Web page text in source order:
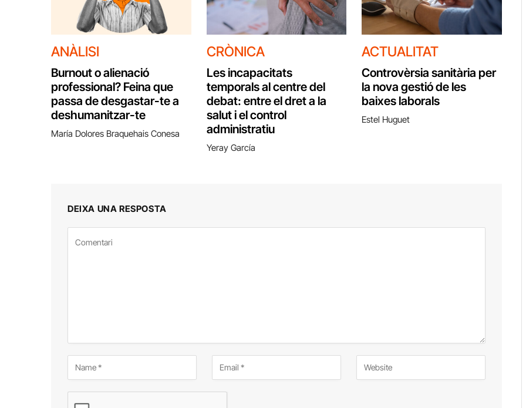
ANÀLISI
Burnout o alienació
professional? Feina que
passa de desgastar-te a
deshumanitzar-te
María Dolores Braquehais Conesa
CRÒNICA
Les incapacitats
temporals al centre del
debat: entre el dret a la
salut i el control
administratiu
Yeray García
ACTUALITAT
Controvèrsia sanitària per
la nova gestió de les
baixes laborals
Estel Huguet
DEIXA UNA RESPOSTA